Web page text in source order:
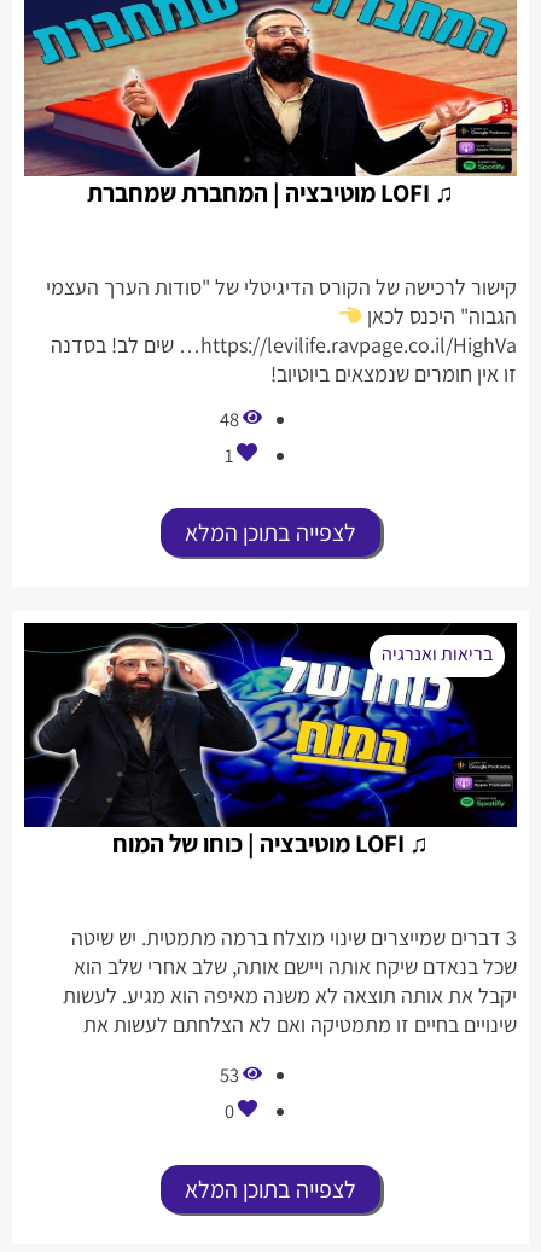
♫ LOFI מוטיבציה | המחברת שמחברת
קישור לרכישה של הקורס הדיגיטלי של "סודות הערך העצמי
הגבוה" היכנס לכאן
https://levilife.ravpage.co.il/HighVa… שים לב! בסדנה
זו אין חומרים שנמצאים ביוטיוב!
48
1
לצפייה בתוכן המלא
♫ LOFI מוטיבציה | כוחו של המוח
בריאות ואנרגיה
3 דברים שמייצרים שינוי מוצלח ברמה מתמטית. יש שיטה
שכל בנאדם שיקח אותה ויישם אותה, שלב אחרי שלב הוא
יקבל את אותה תוצאה לא משנה מאיפה הוא מגיע. לעשות
שינויים בחיים זו מתמטיקה ואם לא הצלחתם לעשות את
53
0
לצפייה בתוכן המלא